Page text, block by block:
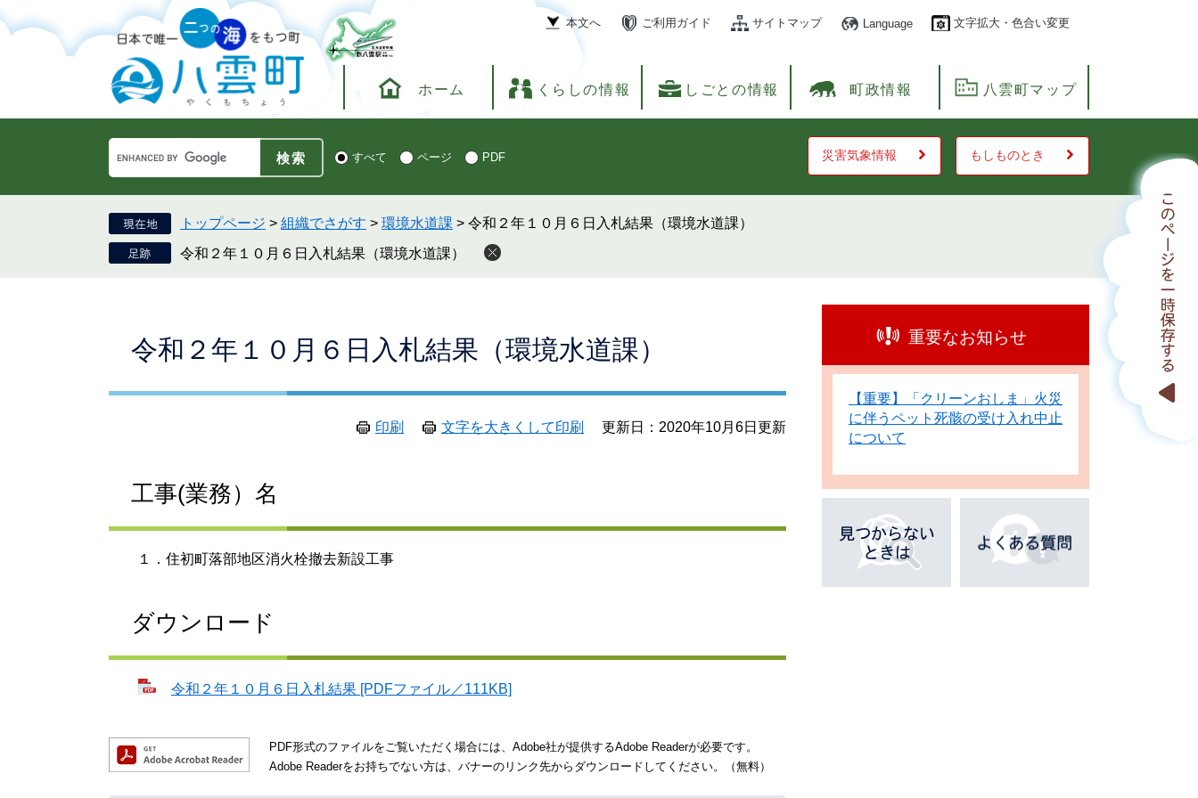
ー
で
ニ
ば
文
本文へ ご利用ガイド サイトマップ Language 文字拡大・色合い変更
ホーム くらしの情報 しごとの情報 町政情報 八雲町マップ
Google
カ
ス
タ
ム
検
検 すべて ページ PDF 災害気象情報 もしものとき
トップページ > 組織でさがす > 環境水道課 > 令和２年１０月６日入札結果（環境水道課）
令和２年１０月６日入札結果（環境水道課）
令和２年１０月６日入札結果（環境水道課）
印刷 文字を大きくして印刷 更新日：2020年10月6日更新
工事(業務）名
１．住初町落部地区消火栓撤去新設工事
ダウンロード
令和２年１０月６日入札結果 [PDFファイル／111KB]
PDF形式のファイルをご覧いただく場合には、Adobe社が提供するAdobe Readerが必要です。
Adobe Readerをお持ちでない方は、バナーのリンク先からダウンロードしてください。（無料）
重要なお知らせ
【重要】「クリーンおしま」火災
に伴うペット死骸の受け入れ中止
について